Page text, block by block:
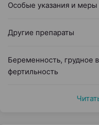
Особые указания и
Другие препараты
Беременность, грудное
фертильность